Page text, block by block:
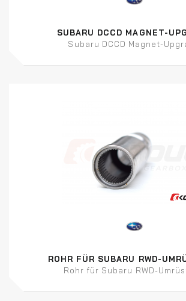
SUBARU DCCD MAGNET-
Subaru DCCD Magnet-
ROHR FÜR SUBARU RWD-
Rohr für Subaru RWD-